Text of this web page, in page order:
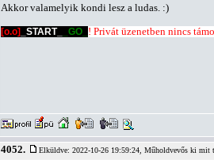
Akkor valamelyik kondi lesz a ludas. :)
[o.o] _START_ _GO_ ! Privát üzenetben nincs
4052. Elküldve: 2022-10-26 19:59:24, Műholdvevős ki mit